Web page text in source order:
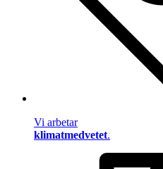
Vi arbetar
klimatmedvetet.